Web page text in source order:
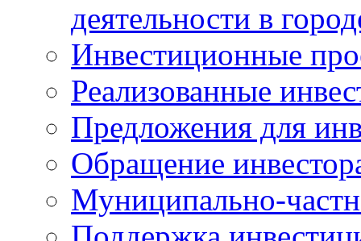
деятельности в
Инвестиционные
Реализованные
Предложения для
Обращение
Муниципально-